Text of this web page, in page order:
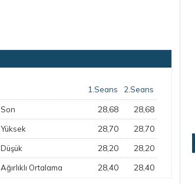
1.Seans 2.Seans
Son 28,68 28,68
Yüksek 28,70 28,70
Düşük 28,20 28,20
Ağırlıklı Ortalama 28,40 28,40